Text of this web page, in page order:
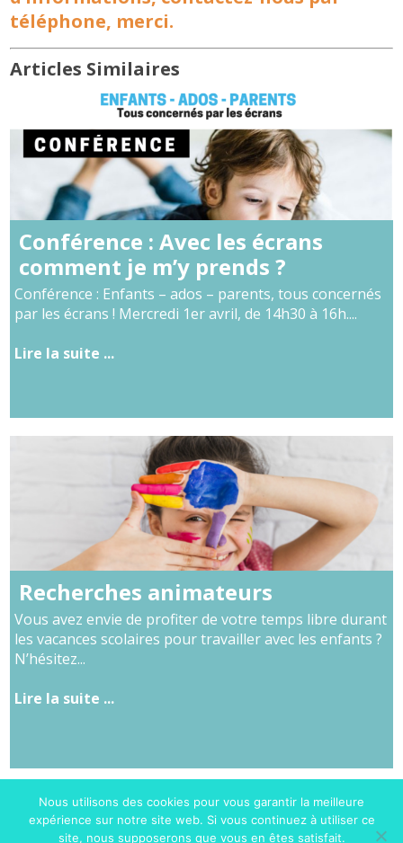
téléphone, merci.
Articles Similaires
Conférence : Avec les écrans
comment je m’y prends ?
Conférence : Enfants – ados – parents, tous concernés
par les écrans ! Mercredi 1er avril, de 14h30 à 16h....
Lire la suite ...
Recherches animateurs
Vous avez envie de profiter de votre temps libre durant
les vacances scolaires pour travailler avec les enfants ?
N’hésitez...
Lire la suite ...
Nous utilisons des cookies pour vous garantir la meilleure
expérience sur notre site web. Si vous continuez à utiliser ce
site, nous supposerons que vous en êtes satisfait.